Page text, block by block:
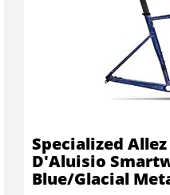
Specialized
D'Aluisio
Blue/Glacial